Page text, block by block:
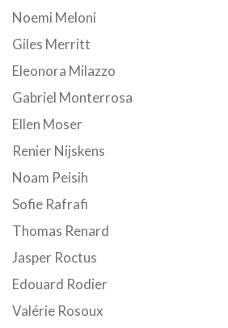
Noemi Meloni
Giles Merritt
Eleonora Milazzo
Gabriel Monterrosa
Ellen Moser
Renier Nijskens
Noam Peisih
Sofie Rafrafi
Thomas Renard
Jasper Roctus
Edouard Rodier
Valérie Rosoux